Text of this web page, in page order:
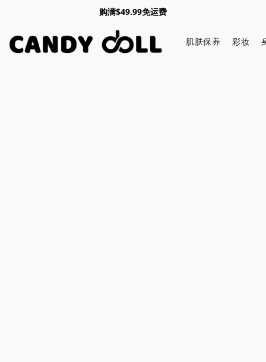
购满$49.99免运费
肌肤保养 彩妆